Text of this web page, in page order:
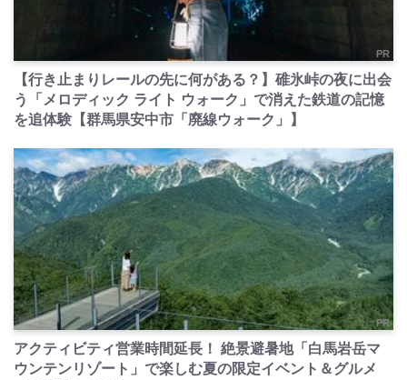
PR
【行き止まりレールの先に何がある？】碓氷峠の夜に出会
う「メロディック ライト ウォーク」で消えた鉄道の記憶
を追体験【群馬県安中市「廃線ウォーク」】
PR
アクティビティ営業時間延長！ 絶景避暑地「白馬岩岳マ
ウンテンリゾート」で楽しむ夏の限定イベント＆グルメ